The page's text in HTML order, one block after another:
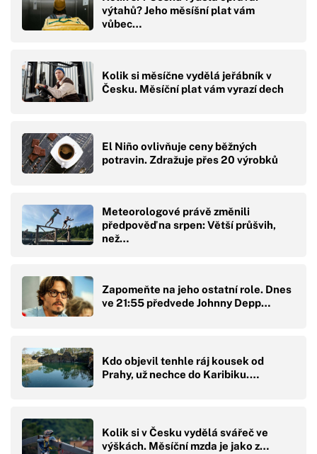
výtahů? Jeho měsíšní plat vám
vůbec…
Kolik si měsíčne vydělá jeřábník v
Česku. Měsíční plat vám vyrazí dech
El Niño ovlivňuje ceny běžných
potravin. Zdražuje přes 20 výrobků
Meteorologové právě změnili
předpověď na srpen: Větší průšvih,
než…
Zapomeňte na jeho ostatní role. Dnes
ve 21:55 předvede Johnny Depp…
Kdo objevil tenhle ráj kousek od
Prahy, už nechce do Karibiku.…
Kolik si v Česku vydělá svářeč ve
výškách. Měsíční mzda je jako z…